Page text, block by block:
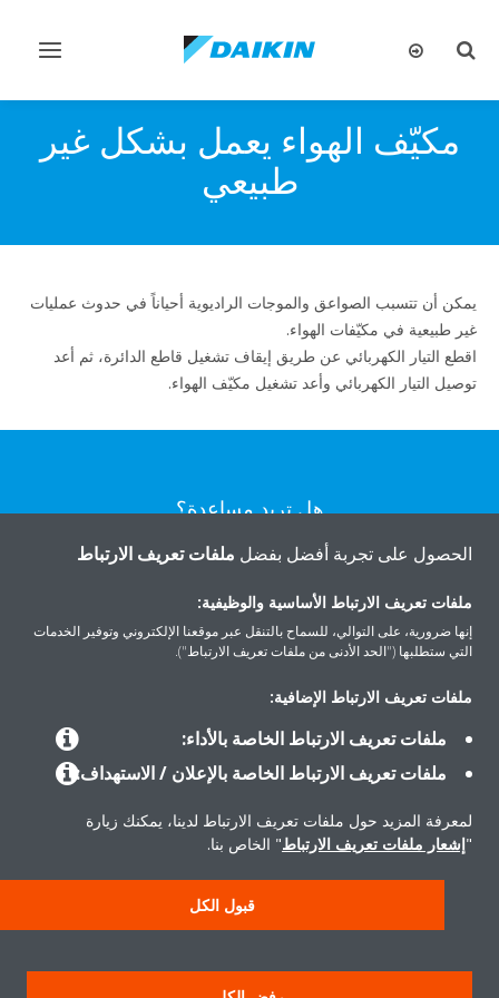
تبديل
تبديل
مكيّف الهواء يعمل بشكل غير
طبيعي
يمكن أن تتسبب الصواعق والموجات الراديوية أحياناً في حدوث عمليات
غير طبيعية في مكيّفات الهواء.
اقطع التيار الكهربائي عن طريق إيقاف تشغيل قاطع الدائرة، ثم أعد
توصيل التيار الكهربائي وأعد تشغيل مكيّف الهواء.
هل تريد مساعدة؟
المنتجات
حول دايكن
إشعار قانوني إشعار ملف تعريف الارتباط
سياسة خصوصية البيانات
الحصول على تجربة أفضل بفضل ملفات تعريف الارتباط
ملفات تعريف الارتباط الأساسية والوظيفية:
إنها ضرورية، على التوالي، للسماح بالتنقل عبر موقعنا الإلكتروني وتوفير الخدمات
التي ستطلبها ("الحد الأدنى من ملفات تعريف الارتباط").
ملفات تعريف الارتباط الإضافية:
ملفات تعريف الارتباط الخاصة بالأداء:
ملفات تعريف الارتباط الخاصة بالإعلان / الاستهداف:
لمعرفة المزيد حول ملفات تعريف الارتباط لدينا، يمكنك زيارة
"إشعار ملفات تعريف الارتباط" الخاص بنا.
قبول الكل